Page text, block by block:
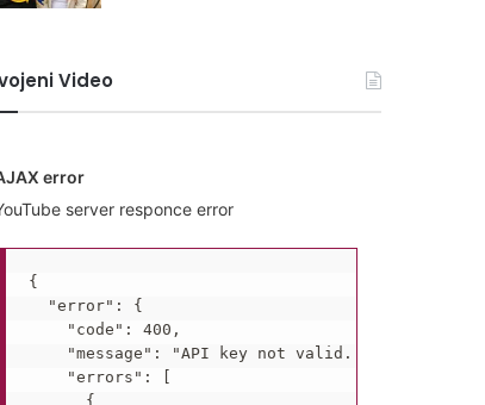
Video
error
server responce error
{
  "error": {
    "code": 400,
"message": "API key not valid. Please pass
    "errors": [
      {